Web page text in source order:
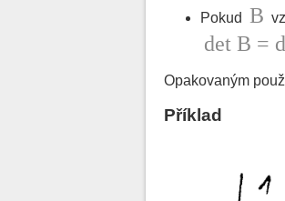
Pokud B
det B =
Opakovaným
Příklad